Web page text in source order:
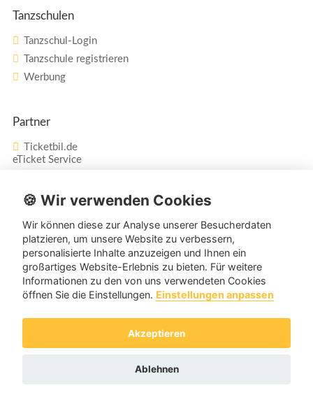
Tanzschulen
Tanzschul-Login
Tanzschule registrieren
Werbung
Partner
Ticketbil.de
eTicket Service
Vertrag widerrufen
Service
Unser Tanzpartner-Service hilft Ihnen bei Fragen und
Anregungen gerne weiter!
🍪 Wir verwenden Cookies
Wir können diese zur Analyse unserer Besucherdaten
platzieren, um unsere Website zu verbessern,
personalisierte Inhalte anzuzeigen und Ihnen ein
großartiges Website-Erlebnis zu bieten. Für weitere
Informationen zu den von uns verwendeten Cookies
öffnen Sie die Einstellungen. Einstellungen anpassen
Akzeptieren
Ablehnen